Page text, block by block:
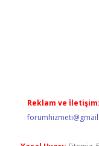
Reklam ve İletişim: